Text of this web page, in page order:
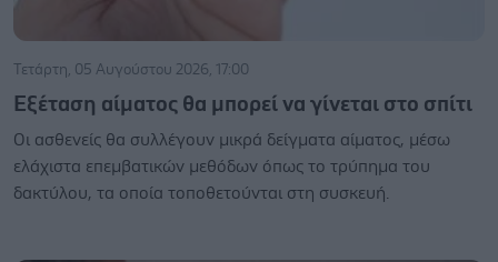
Τετάρτη, 05 Αυγούστου 2026, 17:00
Εξέταση αίματος θα μπορεί να γίνεται στο σπίτι
Οι ασθενείς θα συλλέγουν μικρά δείγματα αίματος, μέσω
ελάχιστα επεμβατικών μεθόδων όπως το τρύπημα του
δακτύλου, τα οποία τοποθετούνται στη συσκευή.